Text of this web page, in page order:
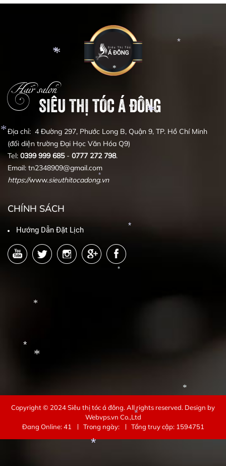
*
*
*
*
*
*
Hair salon
SIÊU THỊ TÓC Á ĐÔNG
Địa chỉ: 4 Đường 297, Phước Long B, Quận 9, TP. Hồ Chí Minh
(đối diện trường Đại Học Văn Hóa Q9)
Tel: 0399 999 685- 0777 272 798.
Email: tn2348909@gmail.com
https://www.sieuthitocadong.vn
CHÍNH SÁCH
Hướng Dẫn Đặt Lịch
Copyright © 2024Siêu thị tóc á đông. All rights reserved. Design by
Webvps.vn Co.,Ltd
Đang Online: 41
Trong ngày: Tổng truy cập: 1594751